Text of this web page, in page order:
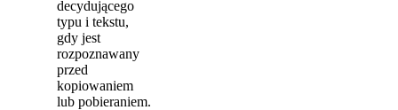
decydującego
typu i tekstu,
gdy jest
rozpoznawany
przed
kopiowaniem
lub pobieraniem.